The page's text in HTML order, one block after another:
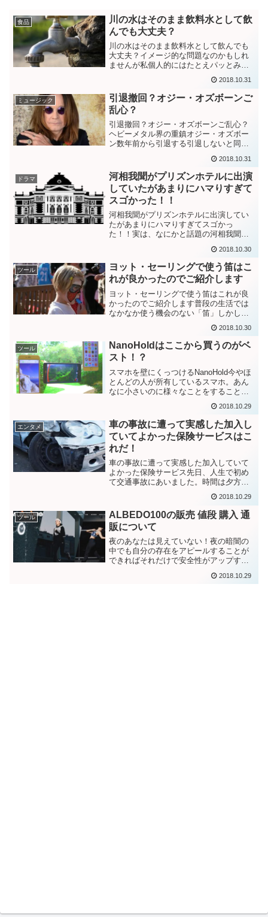
食品
川の水はそのまま飲料水として飲
んでも大丈夫？
川の水はそのまま飲料水として飲んでも
大丈夫？イメージ的な問題なのかもしれ
ませんが私個人的にはたとえパッとみた
まクチに含んではダメなのではないか？
と思ってしまいます。いろいろ調べてみ
ると江戸時代や明治初期は...
2018.10.31
ミュージック
引退撤回？オジー・オズボーンご
乱心？
引退撤回？オジー・オズボーンご乱心？
ヘビーメタル界の重鎮オジー・オズボー
ン数年前から引退する引退しないと同じ
いどうなっているのでしょうか？オジ
ー・オズボーンはヘビーメタルの世界で
「歩くヘビーメタル」と言わ...
2018.10.31
ドラマ
河相我聞がプリズンホテルに出演
していたがあまりにハマりすぎて
スゴかった！！
河相我聞がプリズンホテルに出演してい
たがあまりにハマりすぎてスゴかっ
た！！実は、なにかと話題の河相我聞さ
優業は今後やらないとか様々な憶測が飛
び交っているなか、我聞さんのブログが
面白くて人気急上昇していると...
2018.10.30
ツール
ヨット・セーリングで使う笛はこ
れが良かったのでご紹介します
ヨット・セーリングで使う笛はこれが良
かったのでご紹介します普段の生活では
なかなか使う機会のない「笛」しかし、
左右するかもしれない重要な存在であり
ます。ヨットやセーリングの練習やレー
スの時に私が実際に使って...
2018.10.30
ツール
NanoHoldはここから買うのがベ
スト！？
スマホを壁にくっつけるNanoHold今やほ
とんどの人が所有しているスマホ。あん
なに小さいのに様々なことをすることが
っています。こんな便利なものだからこ
そもっと便利に使うことができたらもっ
ともっとよくあり...
2018.10.29
エンタメ
車の事故に遭って実感した加入し
ていてよかった保険サービスはこ
れだ！
車の事故に遭って実感した加入していて
よかった保険サービス先日、人生で初め
て交通事故にあいました。時間は夕方。
天気は小雨。場所は交差点。自分は直
線。相手が右折。結果、自分の車も相手
の車もボンネットが半分にヘコむくらい
の事故でした。幸い、自分も...
2018.10.29
ツール
ALBEDO100の販売 値段 購入 通
販について
夜のあなたは見えていない！夜の暗闇の
中でも自分の存在をアピールすることが
できればそれだけで安全性がアップする
ない」と自動車教習所などで教わると思
2018.10.29